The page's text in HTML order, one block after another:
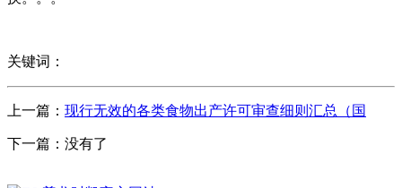
关键词：
上一篇： 现行无效的各类食物出产许可审查细则汇总（国
下一篇：没有了